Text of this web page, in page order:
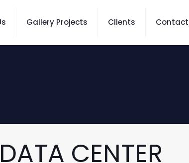
Gallery Projects Clients Contact
CENTER